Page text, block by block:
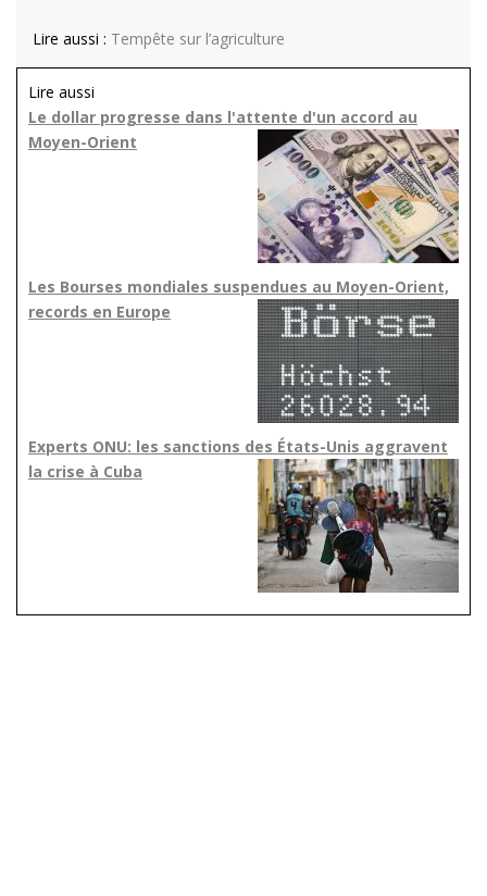
Lire aussi : Tempête sur l’agriculture
Lire aussi
Le dollar progresse dans l'attente d'un accord au
Moyen-Orient
Les Bourses mondiales suspendues au Moyen-Orient,
records en Europe
Experts ONU: les sanctions des États-Unis aggravent
la crise à Cuba